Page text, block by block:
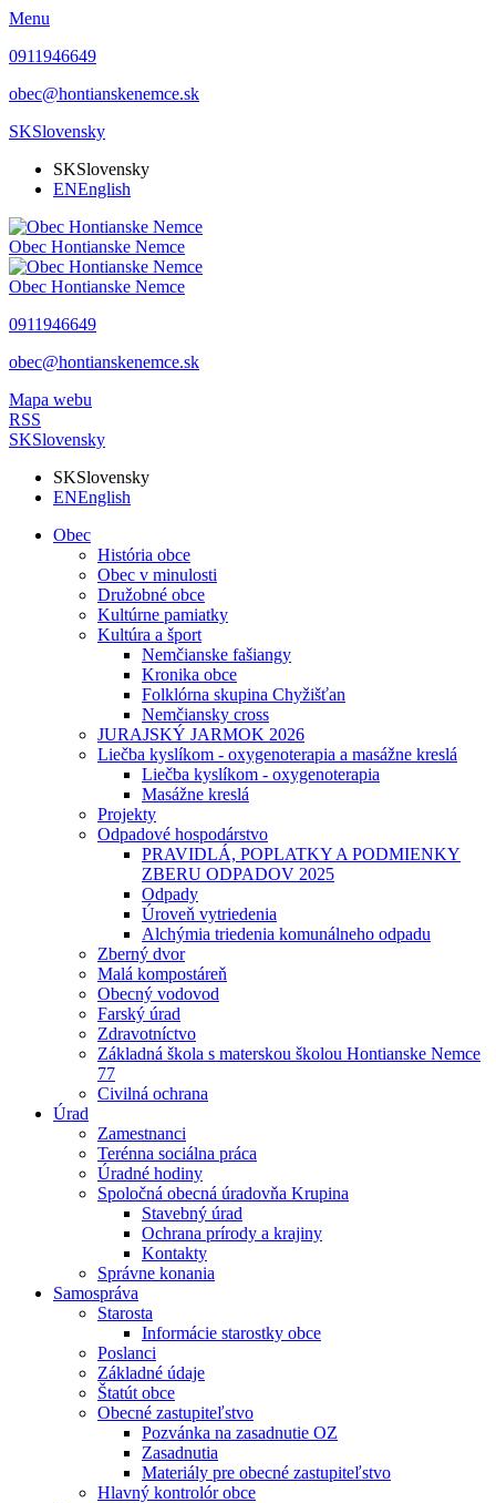
Menu
0911946649
obec@hontianskenemce.sk
SKSlovensky
SKSlovensky
ENEnglish
Obec Hontianske Nemce
Obec Hontianske Nemce
0911946649
obec@hontianskenemce.sk
Mapa webu
RSS
SKSlovensky
SKSlovensky
ENEnglish
Obec
História obce
Obec v minulosti
Družobné obce
Kultúrne pamiatky
Kultúra a šport
Nemčianske fašiangy
Kronika obce
Folklórna skupina Chyžišťan
Nemčiansky cross
JURAJSKÝ JARMOK 2026
Liečba kyslíkom - oxygenoterapia a masážne kreslá
Liečba kyslíkom - oxygenoterapia
Masážne kreslá
Projekty
Odpadové hospodárstvo
PRAVIDLÁ, POPLATKY A PODMIENKY
ZBERU ODPADOV 2025
Odpady
Úroveň vytriedenia
Alchýmia triedenia komunálneho odpadu
Zberný dvor
Malá kompostáreň
Obecný vodovod
Farský úrad
Zdravotníctvo
Základná škola s materskou školou Hontianske Nemce
77
Civilná ochrana
Úrad
Zamestnanci
Terénna sociálna práca
Úradné hodiny
Spoločná obecná úradovňa Krupina
Stavebný úrad
Ochrana prírody a krajiny
Kontakty
Správne konania
Samospráva
Starosta
Informácie starostky obce
Poslanci
Základné údaje
Štatút obce
Obecné zastupiteľstvo
Pozvánka na zasadnutie OZ
Zasadnutia
Materiály pre obecné zastupiteľstvo
Hlavný kontrolór obce